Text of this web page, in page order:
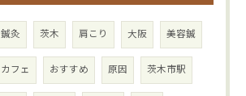
鍼灸 茨木 肩こり 大阪 美容鍼
カフェ おすすめ 原因 茨木市駅